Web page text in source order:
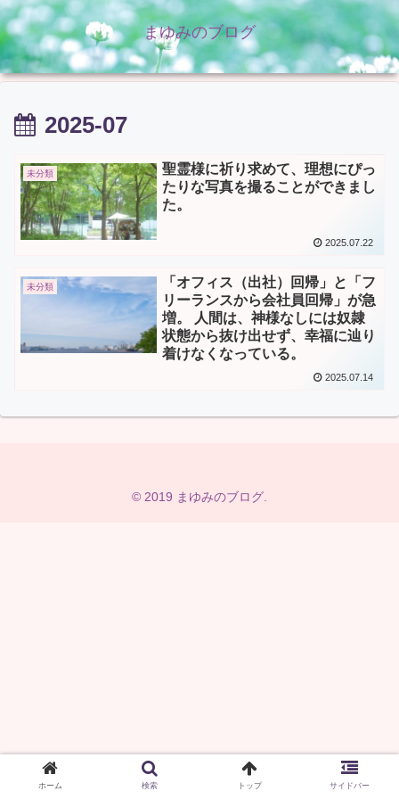
まゆみのブログ
2025-07
未分類
聖霊様に祈り求めて、理想にぴっ
たりな写真を撮ることができまし
た。
2025.07.22
未分類
「オフィス（出社）回帰」と「フ
リーランスから会社員回帰」が急
増。 人間は、神様なしには奴隷
状態から抜け出せず、幸福に辿り
着けなくなっている。
2025.07.14
© 2019 まゆみのブログ.
ホーム 検索 トップ サイドバー